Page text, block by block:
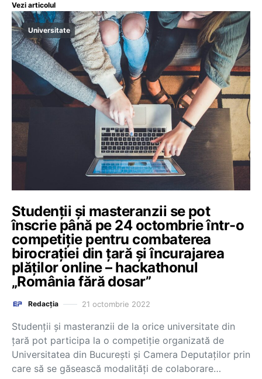
Vezi articolul
Universitate
Studenții și masteranzii se pot
înscrie până pe 24 octombrie într-o
competiție pentru combaterea
birocrației din țară și încurajarea
plăților online – hackathonul
„România fără dosar”
Redacția 21 octombrie 2022
Studenții și masteranzii de la orice universitate din
țară pot participa la o competiție organizată de
Universitatea din București și Camera Deputaților prin
care să se găsească modalități de colaborare…